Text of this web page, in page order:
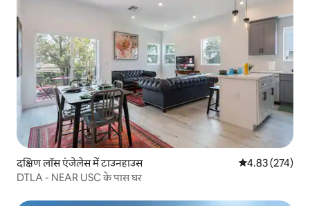
दक्षिण लॉस एंजेलेस में टाउनहाउस औसत रेटिंग 5 में से
4.83 (274)
DTLA - NEAR USC के पास घर